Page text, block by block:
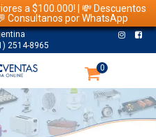
a $100.000! | 💸 Descuentos
Consultanos por WhatsApp
2514-8965
0